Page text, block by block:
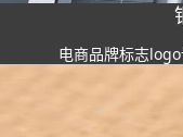
电商品牌标志